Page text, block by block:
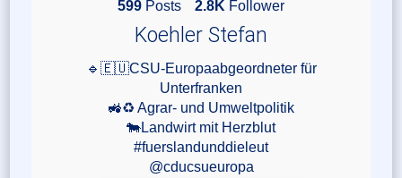
599 Posts 2.8K Follower
Koehler Stefan
🔹🇪🇺CSU-Europaabgeordneter für
Unterfranken
🚜♻️ Agrar- und Umweltpolitik
🐄Landwirt mit Herzblut
#fuerslandunddieleut
@cducsueuropa